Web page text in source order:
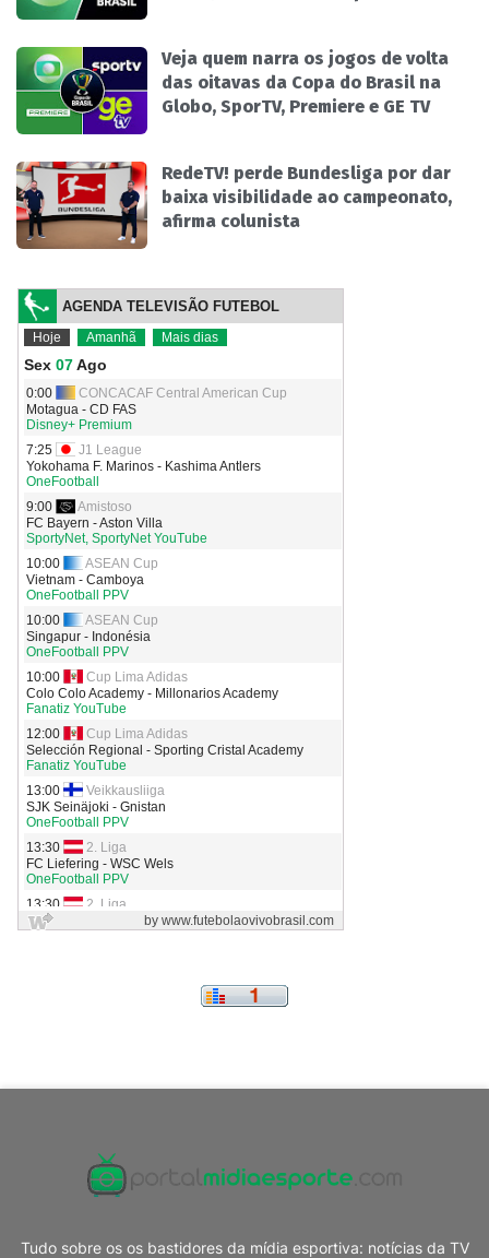
Veja quem narra os jogos de volta
das oitavas da Copa do Brasil na
Globo, SporTV, Premiere e GE TV
RedeTV! perde Bundesliga por dar
baixa visibilidade ao campeonato,
afirma colunista
Tudo sobre os os bastidores da mídia esportiva: notícias da TV